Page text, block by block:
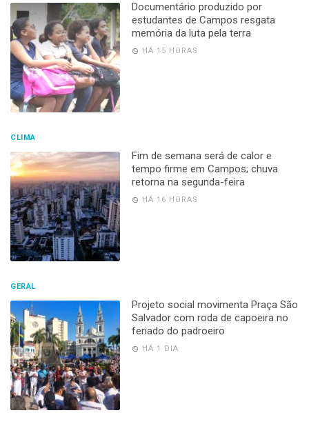
Documentário produzido por
estudantes de Campos resgata
memória da luta pela terra
HÁ 15 HORAS
CLIMA
Fim de semana será de calor e
tempo firme em Campos; chuva
retorna na segunda-feira
HÁ 16 HORAS
GERAL
Projeto social movimenta Praça São
Salvador com roda de capoeira no
feriado do padroeiro
HÁ 1 DIA